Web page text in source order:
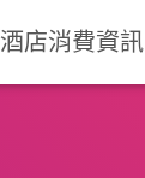
酒店消費資訊